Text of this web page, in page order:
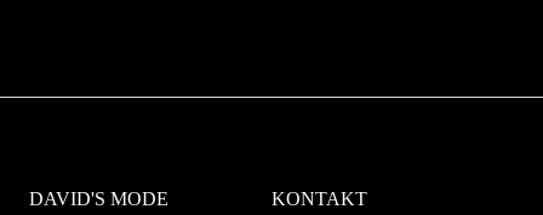
DAVID'S MODE KONTAKT